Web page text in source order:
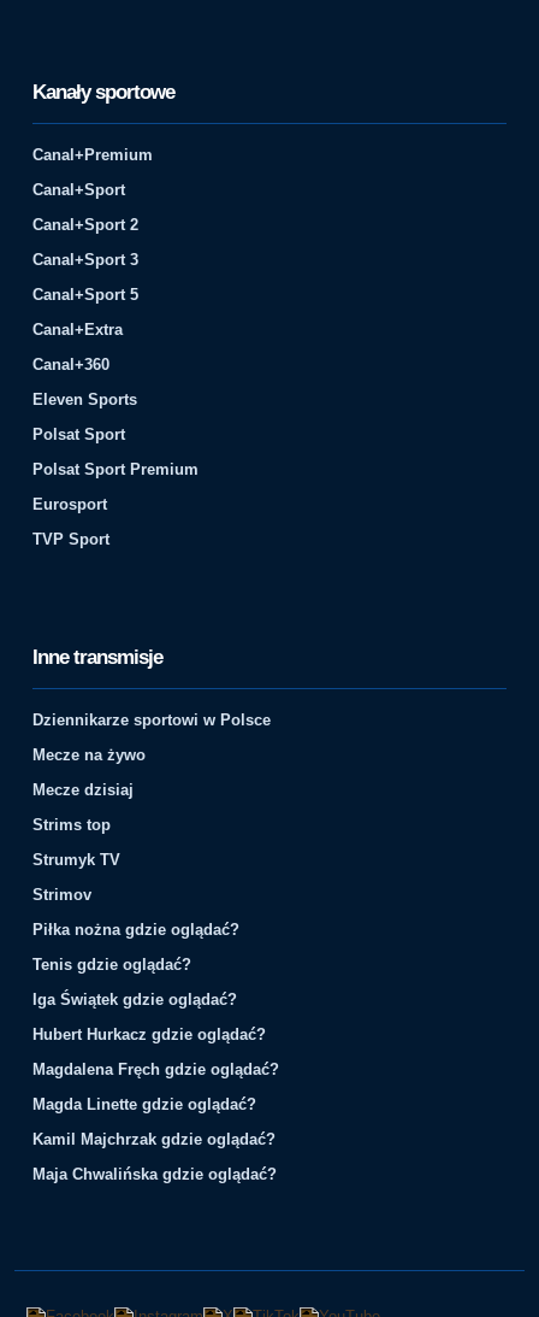
Kanały sportowe
Canal+Premium
Canal+Sport
Canal+Sport 2
Canal+Sport 3
Canal+Sport 5
Canal+Extra
Canal+360
Eleven Sports
Polsat Sport
Polsat Sport Premium
Eurosport
TVP Sport
Inne transmisje
Dziennikarze sportowi w Polsce
Mecze na żywo
Mecze dzisiaj
Strims top
Strumyk TV
Strimov
Piłka nożna gdzie oglądać?
Tenis gdzie oglądać?
Iga Świątek gdzie oglądać?
Hubert Hurkacz gdzie oglądać?
Magdalena Fręch gdzie oglądać?
Magda Linette gdzie oglądać?
Kamil Majchrzak gdzie oglądać?
Maja Chwalińska gdzie oglądać?